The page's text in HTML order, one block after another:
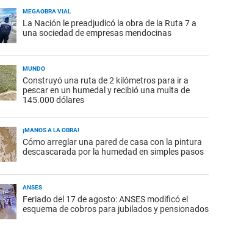
MEGAOBRA VIAL
La Nación le preadjudicó la obra de la Ruta 7 a
una sociedad de empresas mendocinas
MUNDO
Construyó una ruta de 2 kilómetros para ir a
pescar en un humedal y recibió una multa de
145.000 dólares
¡MANOS A LA OBRA!
Cómo arreglar una pared de casa con la pintura
descascarada por la humedad en simples pasos
ANSES
Feriado del 17 de agosto: ANSES modificó el
esquema de cobros para jubilados y pensionados